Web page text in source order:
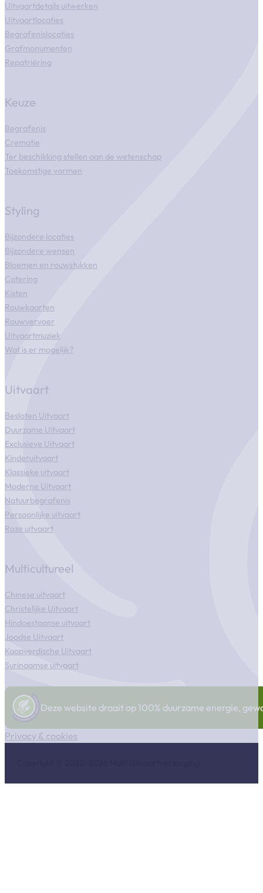
Uitvaartdetails uitwerken
Uitvaartlocaties
Begrafenislocaties
Grafmonumenten
Repatriëring
Keuze
Begrafenis
Crematie
Ter beschikking stellen aan de wetenschap
Toekomstige vormen
Styling
Bijzondere locaties
Bijzondere wensen
Bloemen en rouwstukken
Catering
Kisten
Rouwkaarten
Rouwvervoer
Uitvaartmuziek
Wat is er mogelijk?
Uitvaart
Besloten Uitvaart
Duurzame Uitvaart
Exclusieve Uitvaart
Kinderuitvaart
Klassieke uitvaart
Moderne Uitvaart
Natuurbegrafenis
Persoonlijke uitvaart
Roze uitvaart
Multicultureel
Chinese uitvaart
Christelijke Uitvaart
Hindoestaanse uitvaart
Joodse Uitvaart
Kaapverdische Uitvaart
Surinaamse uitvaart
Deze website draait op 100% duurzame energie,
Privacy & cookies